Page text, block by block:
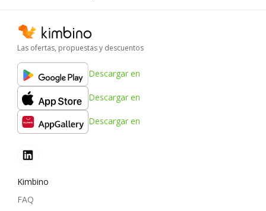
Las ofertas, propuestas y descuentos
Descargar en
Descargar en
Descargar en
Kimbino
FAQ